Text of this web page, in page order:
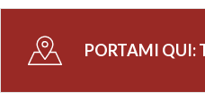
controllare il Castel
apparteneva alla famiglia
le caratteristiche murarie
PORTAMI QUI: